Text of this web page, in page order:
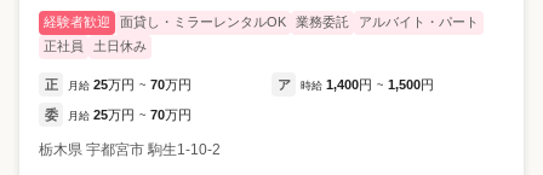
経験者歓迎 面貸し・ミラーレンタルOK 業務委託
アルバイト・パート
正社員
土日休み
正 月給 25万円 ~ 70万円 ア 時給 1,400円 ~ 1,500円
委 月給 25万円 ~ 70万円
栃木県 宇都宮市 駒生1-10-2